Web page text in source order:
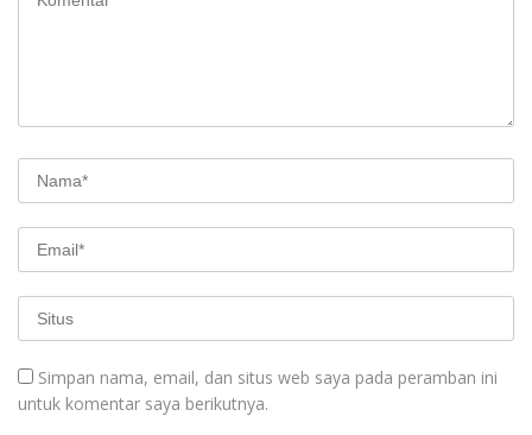
Simpan nama, email, dan situs web saya pada peramban ini
untuk komentar saya berikutnya.